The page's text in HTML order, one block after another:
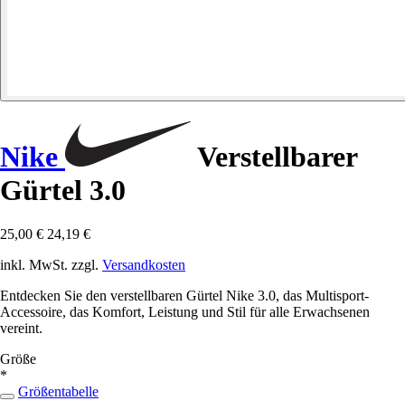
Nike
Verstellbarer
Gürtel 3.0
25,00 € 24,19 €
inkl. MwSt. zzgl. Versandkosten
Entdecken Sie den verstellbaren Gürtel Nike 3.0, das Multisport-
Accessoire, das Komfort, Leistung und Stil für alle Erwachsenen
vereint.
Größe
*
Größentabelle